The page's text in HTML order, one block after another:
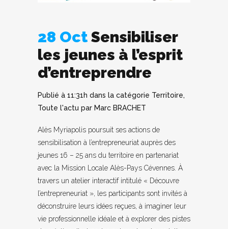
28 Oct Sensibiliser
les jeunes à l’esprit
d’entreprendre
Publié à 11:31h dans la catégorie Territoire,
Toute l'actu par Marc BRACHET
Alès Myriapolis poursuit ses actions de
sensibilisation à l’entrepreneuriat auprès des
jeunes 16 – 25 ans du territoire en partenariat
avec la Mission Locale Alès-Pays Cévennes. À
travers un atelier interactif intitulé « Découvre
l’entrepreneuriat », les participants sont invités à
déconstruire leurs idées reçues, à imaginer leur
vie professionnelle idéale et à explorer des pistes